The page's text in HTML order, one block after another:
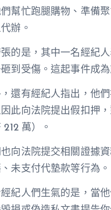
幫忙跑腿購物、準備
辦。
的是，其中一名經紀
到受傷。這起事件成
還有經紀人指出，他
此向法院提出假扣押
212 萬）。
向法院提交相關證據
未支付代墊款等行為。
紀人們生氣的是，當